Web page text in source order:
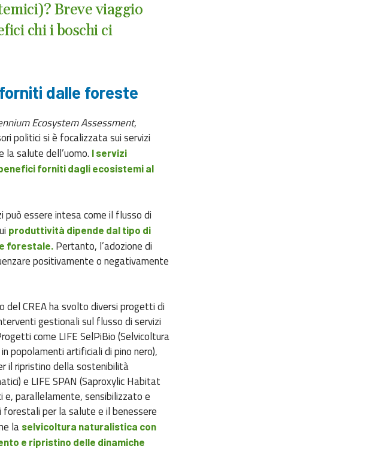
Breve viaggio
chi i boschi ci
dalle foreste
Ecosystem Assessment,
politici si è focalizzata sui servizi
salute dell’uomo. I servizi
forniti dagli ecosistemi al
essere intesa come il flusso di
produttività dipende dal tipo di
forestale.Pertanto, l’adozione di
positivamente o negativamente
del CREA ha svolto diversi progetti di
gestionali sul flusso di servizi
come LIFE SelPiBio (Selvicoltura
popolamenti artificiali di pino nero),
il ripristino della sostenibilità
e LIFE SPAN (Saproxylic Habitat
parallelamente, sensibilizzato e
per la salute e il benessere
la selvicoltura naturalistica con
e ripristino delle dinamiche